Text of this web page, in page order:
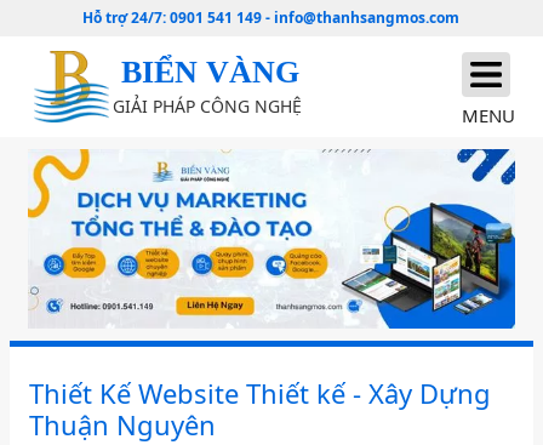
Hỗ trợ 24/7:0901 541 149- info@thanhsangmos.com
BIỂN VÀNG
GIẢI PHÁP CÔNG NGHỆ MENU
Thiết Kế Website Thiết kế - Xây Dựng
Thuận Nguyên